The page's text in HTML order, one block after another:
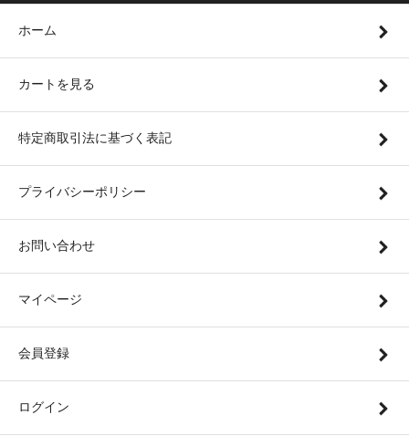
ホーム
カートを見る
特定商取引法に基づく表記
プライバシーポリシー
お問い合わせ
マイページ
会員登録
ログイン